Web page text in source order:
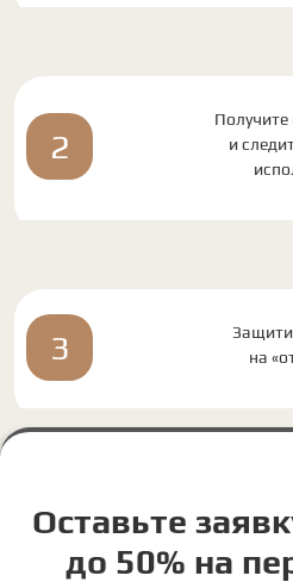
2
и
3
на
Оставьте
до 50% на